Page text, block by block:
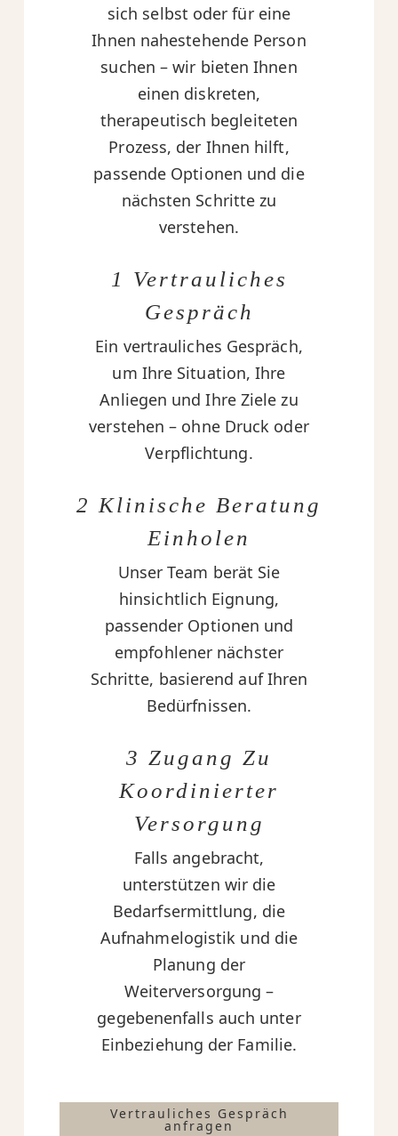
sich selbst oder für eine
Ihnen nahestehende Person
suchen – wir bieten Ihnen
einen diskreten,
therapeutisch begleiteten
Prozess, der Ihnen hilft,
passende Optionen und die
nächsten Schritte zu
verstehen.
1 Vertrauliches
Gespräch
Ein vertrauliches Gespräch,
um Ihre Situation, Ihre
Anliegen und Ihre Ziele zu
verstehen – ohne Druck oder
Verpflichtung.
2 Klinische Beratung
Einholen
Unser Team berät Sie
hinsichtlich Eignung,
passender Optionen und
empfohlener nächster
Schritte, basierend auf Ihren
Bedürfnissen.
3 Zugang Zu
Koordinierter
Versorgung
Falls angebracht,
unterstützen wir die
Bedarfsermittlung, die
Aufnahmelogistik und die
Planung der
Weiterversorgung –
gegebenenfalls auch unter
Einbeziehung der Familie.
Vertrauliches Gespräch
anfragen